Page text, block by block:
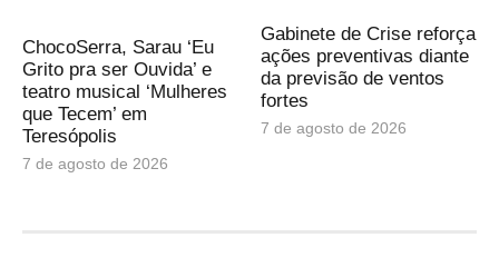
ChocoSerra, Sarau ‘Eu
Grito pra ser Ouvida’ e
teatro musical ‘Mulheres
que Tecem’ em
Teresópolis
7 de agosto de 2026
Gabinete de Crise reforça
ações preventivas diante
da previsão de ventos
fortes
7 de agosto de 2026